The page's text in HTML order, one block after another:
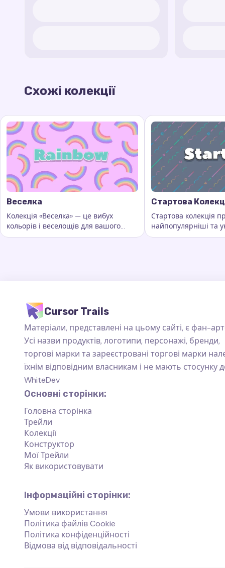
Схожі колекції
Веселка
Колекція «Веселка» — це вибух
кольорів і веселощів для вашого
курсора. Вона додає яскравості та
Ключові слова:Веселка, кастомні сліди курсора,
Стартова
Стартова колекція
найпопулярніші та
сліди курсора, які
Ключові слова:
Cursor Trails
Матеріали, представлені на цьому сайті, є фан-
Усі назви продуктів, логотипи, персонажі, бренди,
торгові марки та зареєстровані торгові марки
їхнім відповідним власникам і не мають стосунку
WhiteDev
Основні сторінки:
Головна сторінка
Трейли
Колекції
Конструктор
Мої Трейли
Як використовувати
Інформаційні сторінки:
Умови використання
Політика файлів Cookie
Політика конфіденційності
Відмова від відповідальності